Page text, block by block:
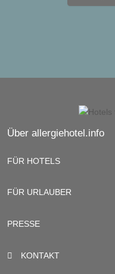
Über allergiehotel.info
FÜR HOTELS
FÜR URLAUBER
PRESSE
KONTAKT